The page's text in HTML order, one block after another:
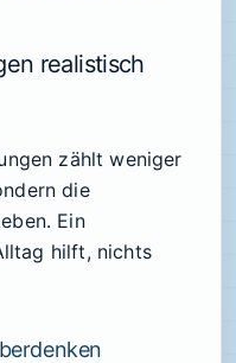
realistisch
zählt weniger
die
Ein
hilft, nichts